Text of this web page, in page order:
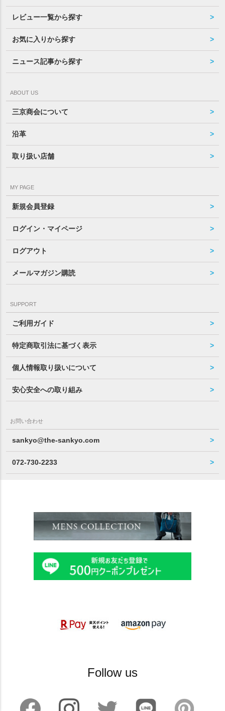
レビュー一覧から探す
お気に入りから探す
ニュース記事から探す
ABOUT US
三京商会について
沿革
取り扱い店舗
MY PAGE
新規会員登録
ログイン・マイページ
ログアウト
メールマガジン購読
SUPPORT
ご利用ガイド
特定商取引法に基づく表示
個人情報取り扱いについて
安心安全への取り組み
お問い合わせ
sankyo@the-sankyo.com
072-730-2233
Follow us